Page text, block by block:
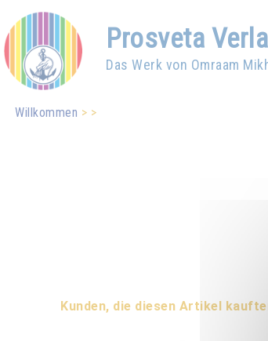
Prosveta
Das Werk von Omraam
Willkommen
Kunden, die diesen Artikel